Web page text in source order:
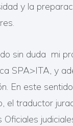
y la
sin duda mi
SPA>ITA, y
En este
el traductor